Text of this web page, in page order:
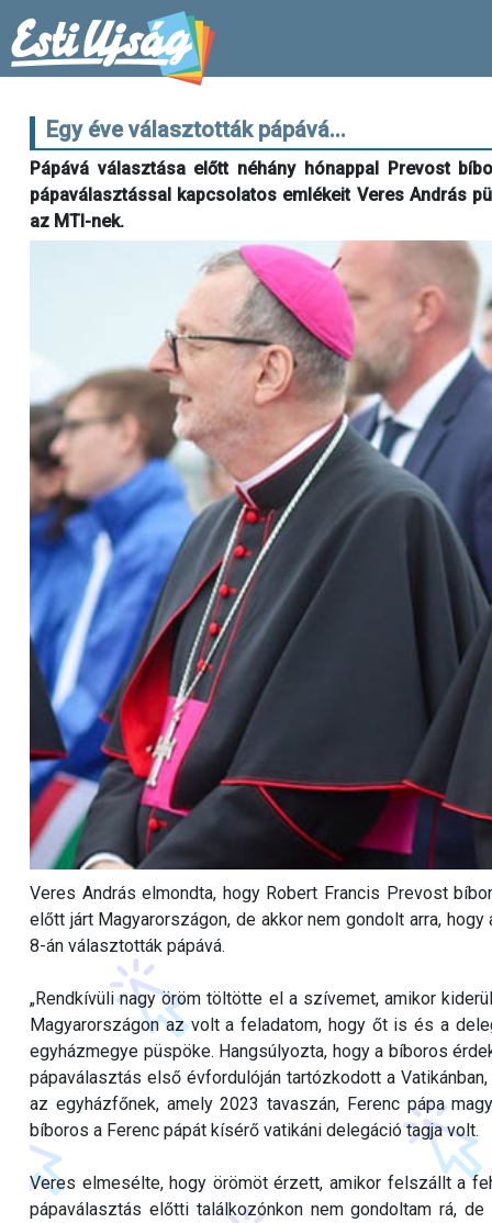
Egy éve választották pápává...
Pápává választása előtt néhány hónappal Prevost
pápaválasztással kapcsolatos emlékeit Veres András
az MTI-nek.
Veres András elmondta, hogy Robert Francis Prevost
előtt járt Magyarországon, de akkor nem gondolt arra,
8-án választották pápává.
„Rendkívüli nagy öröm töltötte el a szívemet, amikor
Magyarországon az volt a feladatom, hogy őt is és a
egyházmegye püspöke. Hangsúlyozta, hogy a bíboros
pápaválasztás első évfordulóján tartózkodott a
az egyházfőnek, amely 2023 tavaszán, Ferenc pápa
bíboros a Ferenc pápát kísérő vatikáni delegáció tagja volt.
Veres elmesélte, hogy örömöt érzett, amikor felszállt a
pápaválasztás előtti találkozónkon nem gondoltam rá,